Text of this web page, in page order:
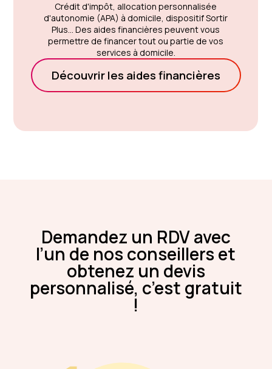
Crédit d'impôt, allocation personnalisée
d'autonomie (APA) à domicile, dispositif Sortir
Plus... Des aides financières peuvent vous
permettre de financer tout ou partie de vos
services à domicile.
Découvrir les aides financières
Demandez un RDV avec
l’un de nos conseillers et
obtenez un devis
personnalisé, c’est gratuit
!